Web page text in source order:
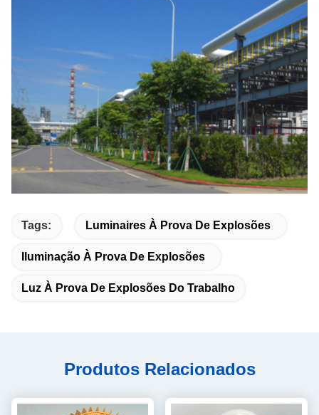
Tags: Luminaires À Prova De Explosões
Iluminação À Prova De Explosões
Luz À Prova De Explosões Do Trabalho
Produtos Relacionados